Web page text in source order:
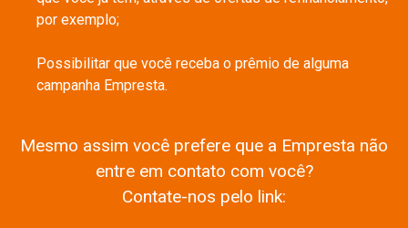
por exemplo;
Possibilitar que você receba o prêmio de alguma
campanha Empresta.
Mesmo assim você prefere que a Empresta não
entre em contato com você?
Contate-nos pelo link: